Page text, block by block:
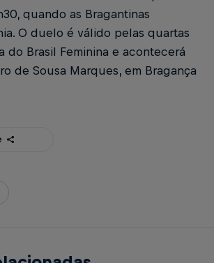
quando as Bragantinas
O duelo é válido pelas quartas
do Brasil Feminina e acontecerá
de Sousa Marques, em Bragança